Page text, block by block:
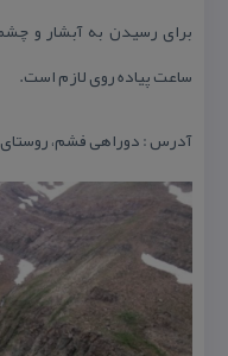
برای رسیدن به آبشار و
ساعت پیاده روی لازم است.
آدرس : دوراهی فشم، روستای